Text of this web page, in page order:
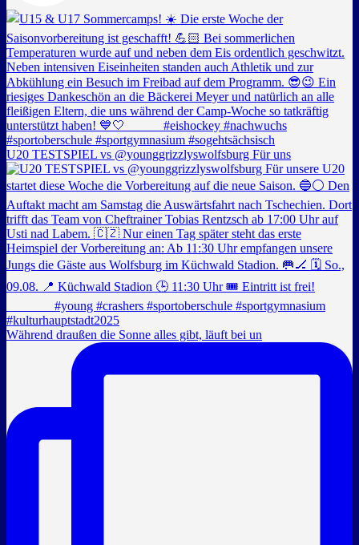
U20 TESTSPIEL vs @younggrizzlyswolfsburg Für uns
Während draußen die Sonne alles gibt, läuft bei un